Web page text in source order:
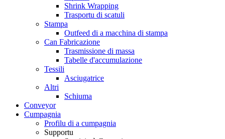
Shrink Wrapping
Trasportu di scatuli
Stampa
Outfeed di a macchina di stampa
Can Fabricazione
Trasmissione di massa
Tabelle d'accumulazione
Tessili
Asciugatrice
Altri
Schiuma
Conveyor
Cumpagnia
Profilu di a cumpagnia
Supportu